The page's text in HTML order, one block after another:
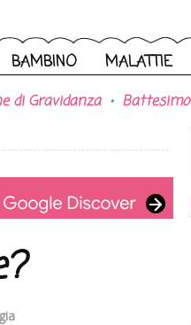
BAMBINO MALATTIE
di Gravidanza